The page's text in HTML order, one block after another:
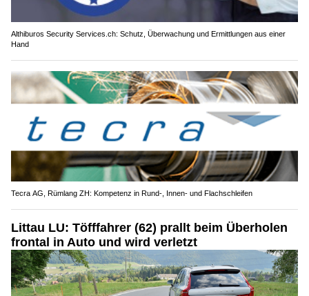
Althiburos Security Services.ch: Schutz, Überwachung und Ermittlungen aus einer
Hand
Tecra AG, Rümlang ZH: Kompetenz in Rund-, Innen- und Flachschleifen
Littau LU: Töfffahrer (62) prallt beim Überholen
frontal in Auto und wird verletzt